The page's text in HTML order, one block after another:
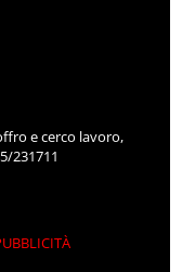
e cerco lavoro,
231711